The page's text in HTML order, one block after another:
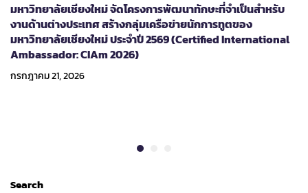
มหาวิทยาลัยเชียงใหม่ จัดโครงการพัฒนาทักษะที่จำเป็นสำหรับ
งานด้านต่างประเทศ สร้างกลุ่มเครือข่ายนักการทูตของ
มหาวิทยาลัยเชียงใหม่ ประจำปี 2569 (Certified International
Ambassador: CIAm 2026)
กรกฎาคม 21, 2026
Search